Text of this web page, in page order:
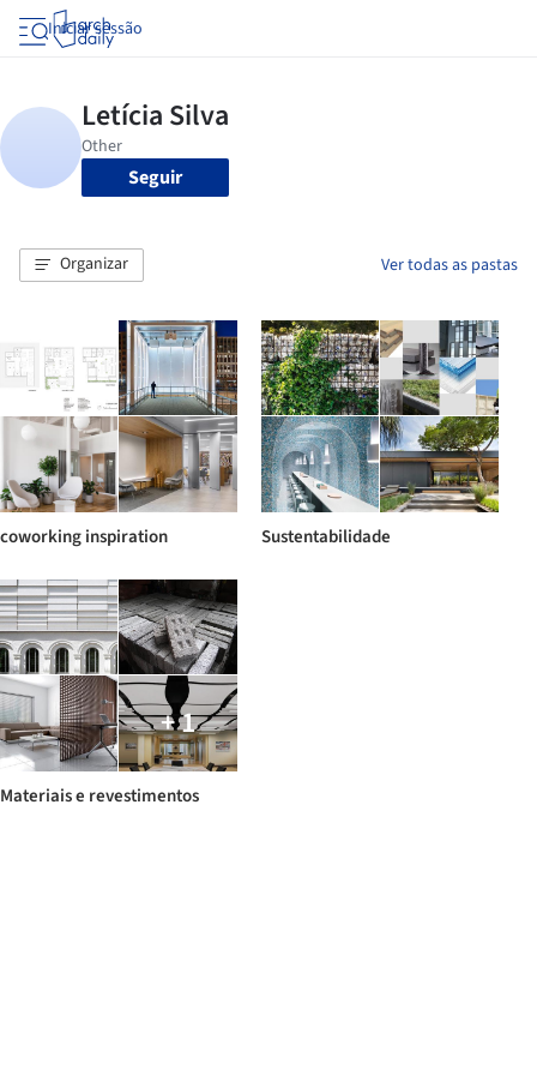
Iniciar sessão
Seguir
Organizar Ver todas as pastas
coworking inspiration Sustentabilidade
+ 1
Materiais e revestimentos